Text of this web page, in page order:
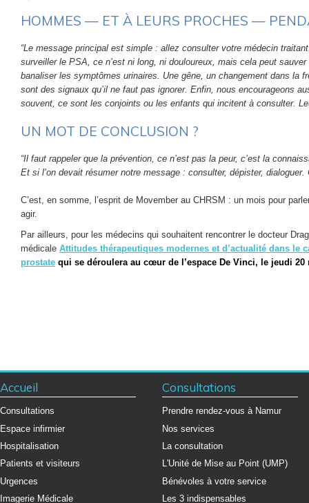
HOMMES — ET À LEURS PROCHES —
“Le message principal est simple : allez consulter votre médecin
surveiller le PSA, ce n’est ni long, ni douloureux, mais cela peut
banaliser les symptômes urinaires. Une gêne, un changement dans la
sont des signaux qu’il ne faut pas ignorer. Enfin, nous encourageons
souvent, ce sont les conjoints ou les enfants qui incitent à consulter.
UN MOT DE CONCLUSION ?
“Il faut rappeler que la prévention, ce n’est pas la peur, c’est la
Et si l’on devait résumer notre message : consulter, dépister, dialoguer.
C’est, en somme, l’esprit de Movember au CHRSM : un mois pour
agir.
Par ailleurs, pour les médecins qui souhaitent rencontrer le docteur
médicale Attitudes thérapeutiques modernes et d’actualité dans le
prostate qui se déroulera au cœur de l’espace De Vinci, le jeudi 20
Accueil
Consultations
Espace infirmier
Hospitalisation
Patients et visiteurs
Urgences
Imagerie Médicale
Consultations
Prendre rendez-vous à Namur
Nos services
La consultation
L'Unité de Mise au Point (UMP)
Bénévoles à votre service
Les 3 indispensables